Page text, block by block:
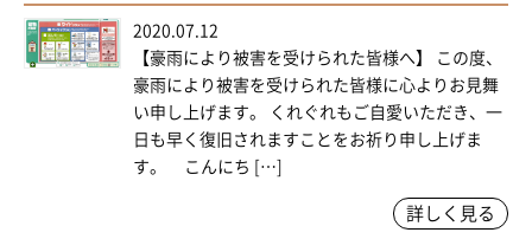
2020.07.12
【豪雨により被害を受けられた皆様へ】 この度、
豪雨により被害を受けられた皆様に心よりお見舞
い申し上げます。 くれぐれもご自愛いただき、一
日も早く復旧されますことをお祈り申し上げま
す。 こんにち […]
詳しく見る